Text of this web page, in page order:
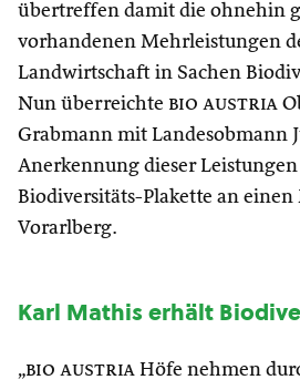
übertreffen damit die ohnehin
vorhandenen Mehrleistungen
Landwirtschaft in Sachen
Nun überreichte bio austria
Grabmann mit Landesobmann
Anerkennung dieser Leistungen
Biodiversitäts-Plakette an
Vorarlberg.
Karl Mathis erhält
„bio austria Höfe nehmen